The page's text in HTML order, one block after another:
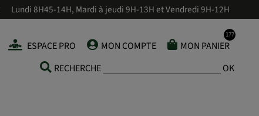
Lundi 8H45-14H, Mardi à jeudi 9H-13H et Vendredi 9H-12H
ESPACE PRO MON COMPTE
MON PANIER
RECHERCHE
OK